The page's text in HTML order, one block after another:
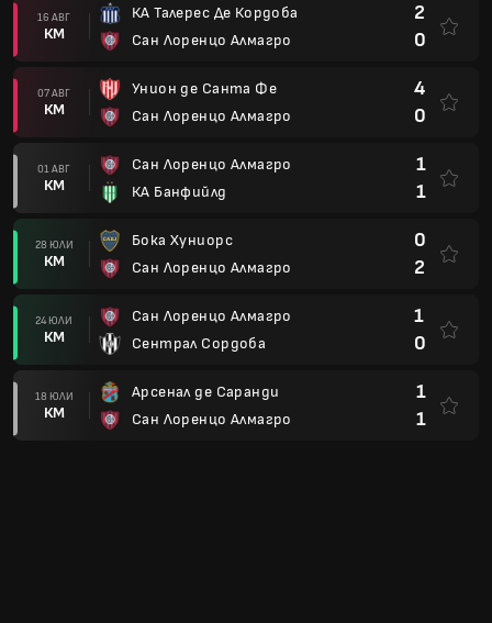
16 АВГ
КМ
КА Талерес Де Кордоба
Сан Лоренцо Алмагро
2
0
07 АВГ
КМ
Унион де Санта Фе
Сан Лоренцо Алмагро
4
0
01 АВГ
КМ
Сан Лоренцо Алмагро
КА Банфийлд
1
1
28 ЮЛИ
КМ
Бока Хуниорс
Сан Лоренцо Алмагро
0
2
24 ЮЛИ
КМ
Сан Лоренцо Алмагро
Сентрал Сордоба
1
0
18 ЮЛИ
КМ
Арсенал де Саранди
Сан Лоренцо Алмагро
1
1